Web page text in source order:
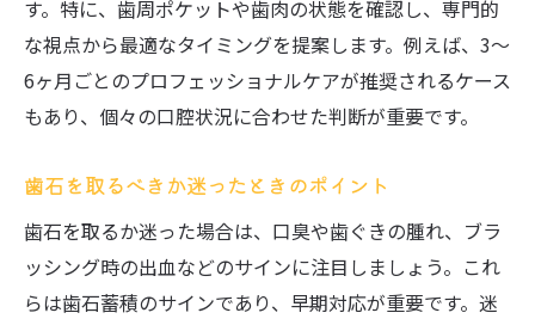
す。特に、歯周ポケットや歯肉の状態を確認し、専門的
な視点から最適なタイミングを提案します。例えば、3〜
6ヶ月ごとのプロフェッショナルケアが推奨されるケース
もあり、個々の口腔状況に合わせた判断が重要です。
歯石を取るべきか迷ったときのポイント
歯石を取るか迷った場合は、口臭や歯ぐきの腫れ、ブラ
ッシング時の出血などのサインに注目しましょう。これ
らは歯石蓄積のサインであり、早期対応が重要です。迷